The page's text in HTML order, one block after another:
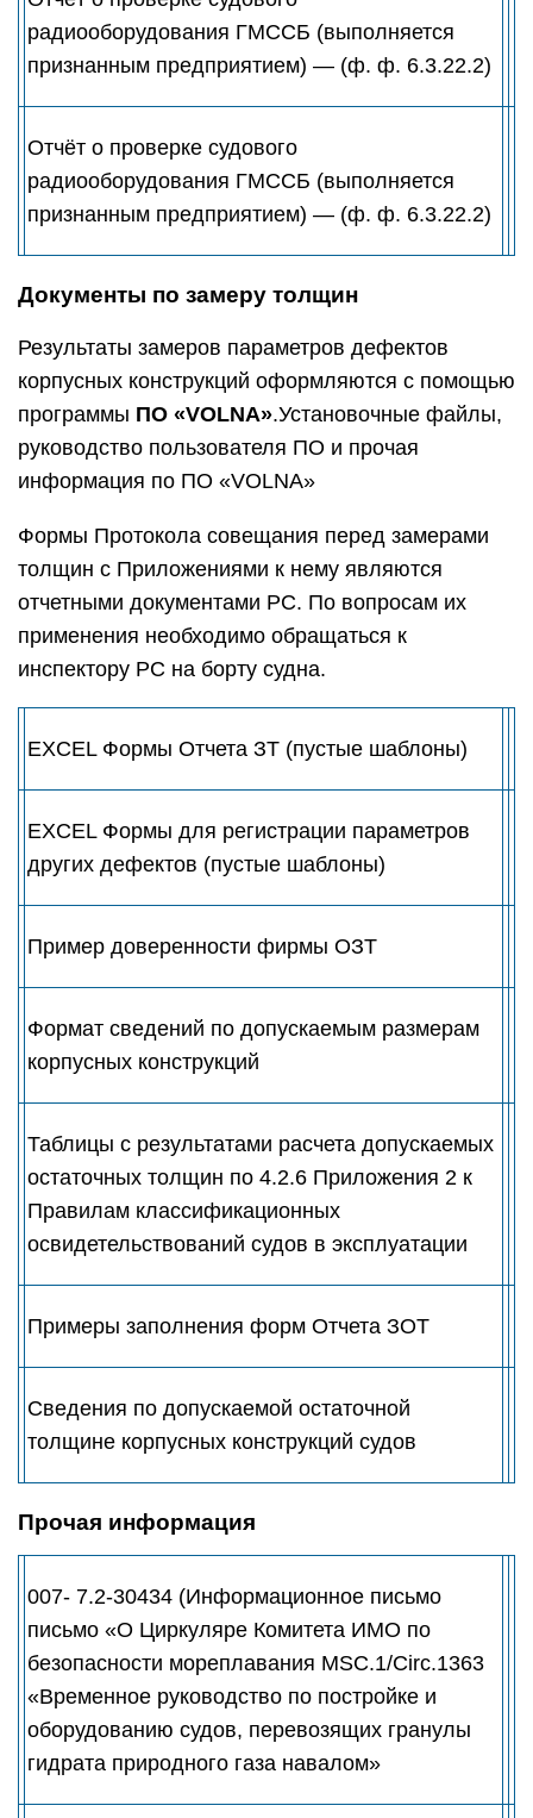
радиооборудования ГМССБ (выполняется
признанным предприятием) — (ф. ф. 6.3.22.2)
Отчёт о проверке судового
радиооборудования ГМССБ (выполняется
признанным предприятием) — (ф. ф. 6.3.22.2)
Документы по замеру толщин
Результаты замеров параметров дефектов
корпусных конструкций оформляются с помощью
программы ПО «VOLNA».Установочные файлы,
руководство пользователя ПО и прочая
информация по ПО «VOLNA»
Формы Протокола совещания перед замерами
толщин с Приложениями к нему являются
отчетными документами РС. По вопросам их
применения необходимо обращаться к
инспектору РС на борту судна.
EXCEL Формы Отчета ЗТ (пустые шаблоны)
EXCEL Формы для регистрации параметров
других дефектов (пустые шаблоны)
Пример доверенности фирмы ОЗТ
Формат сведений по допускаемым размерам
корпусных конструкций
Таблицы c результатами расчета допускаемых
остаточных толщин по 4.2.6 Приложения 2 к
Правилам классификационных
освидетельствований судов в эксплуатации
Примеры заполнения форм Отчета ЗОТ
Сведения по допускаемой остаточной
толщине корпусных конструкций судов
Прочая информация
007- 7.2-30434 (Информационное письмо
письмо «О Циркуляре Комитета ИМО по
безопасности мореплавания MSC.1/Circ.1363
«Временное руководство по постройке и
оборудованию судов, перевозящих гранулы
гидрата природного газа навалом»